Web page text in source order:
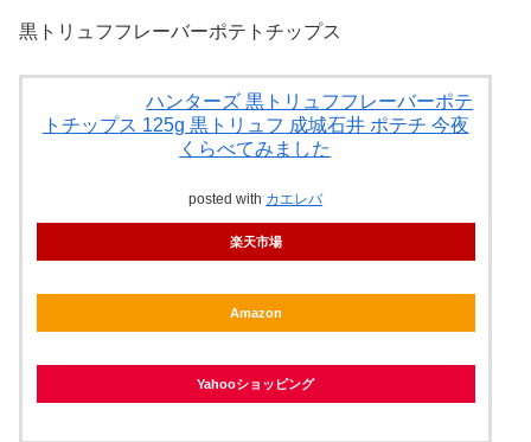
黒トリュフフレーバーポテトチップス
ハンターズ 黒トリュフフレーバーポテ
トチップス 125g 黒トリュフ 成城石井 ポテチ 今夜
くらべてみました
posted with カエレバ
楽天市場
Amazon
Yahooショッピング